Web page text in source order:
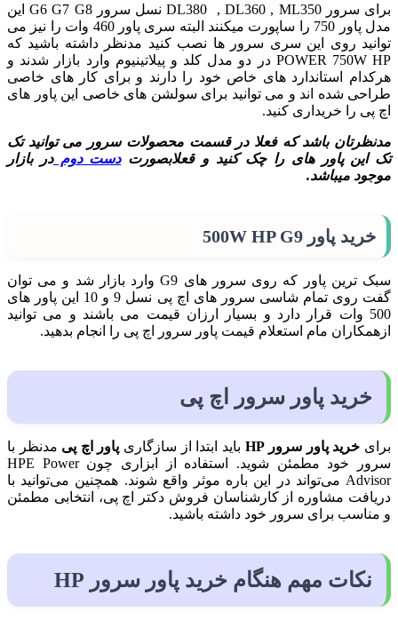
برای سرور DL380 , DL360 , ML350 نسل سرور G6 G7 G8 این
مدل پاور 750 را ساپورت میکنند البته سری پاور 460 وات را نیز می
توانید روی این سری سرور ها نصب کنید مدنظر داشته باشید که
POWER 750W HP در دو مدل کلد و پیلاتینیوم وارد بازار شدند و
هرکدام استاندارد های خاص خود را دارند و برای کار های خاصی
طراحی شده اند و می توانید برای سولشن های خاصی این پاور های
اچ پی را خریداری کنید.
مدنظرتان باشد که فعلا در قسمت محصولات سرور می توانید تک
تک این پاور های را چک کنید و قعلابصورتدست دومدر بازار
موجود میباشد.
خرید پاور 500W HP G9
سبک ترین پاور که روی سرور های G9 وارد بازار شد و می توان
گفت روی تمام شاسی سرور های اچ پی نسل 9 و 10 این پاور های
500 وات قرار دارد و بسیار ارزان قیمت می باشند و می توانید
ازهمکاران مام استعلام قیمت پاور سرور اچ پی را انجام بدهید.
خرید پاور سرور اچ پی
برای خرید پاور سرور HP باید ابتدا از سازگاری پاور اچ پی مدنظر با
سرور خود مطمئن شوید. استفاده از ابزاری چون HPE Power
Advisor می‌تواند در این باره موثر واقع شوند. همچنین می‌توانید با
دریافت مشاوره از کارشناسان فروش دکتر اچ پی، انتخابی مطمئن
و مناسب برای سرور خود داشته باشید.
نکات مهم هنگام خرید پاور سرور HP